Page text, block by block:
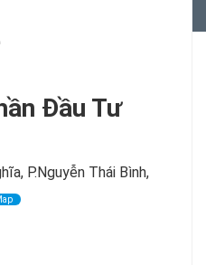
Đầu Tư
P.Nguyễn Thái Bình,